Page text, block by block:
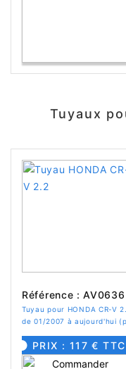
Tuyaux
Référence : AV0636
Tuyau pour HONDA CR-V
de 01/2007 à aujourd'hui
PRIX : 117 € TTC